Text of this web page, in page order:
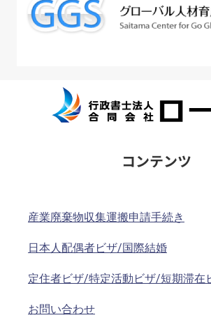
コンテンツ
産業廃棄物収集運搬申請手続き
日本人配偶者ビザ/国際結婚
定住者ビザ/特定活動ビザ/短期滞在
お問い合わせ